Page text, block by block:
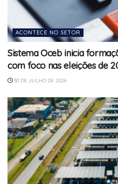
ACONTECE NO SETOR
Sistema Oceb inicia
com foco nas eleições de
30 DE JULHO DE 2026